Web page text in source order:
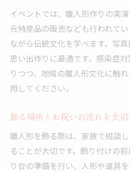
イベントでは、雛人形作りの実
元特産品の販売なども行われて
ながら伝統文化を学べます。写真
思い出作りに最適です。感染症
りつつ、地域の雛人形文化に触
用してください。
飾る場所とお祝いの流れを大
雛人形を飾る際は、家族で相談
ることが大切です。飾り付けの
り台の準備を行い、人形や道具